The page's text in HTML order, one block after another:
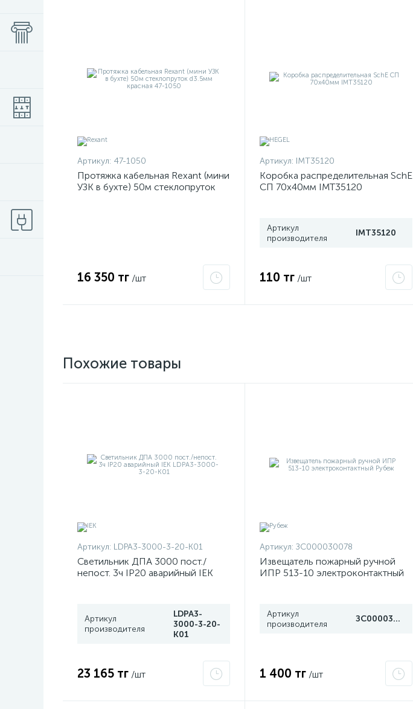
Артикул: 47-1050
Протяжка кабельная Rexant (мини
УЗК в бухте) 50м стеклопруток
16 350 тг /шт
Артикул: IMT35120
Коробка распределительная SchE
СП 70х40мм IMT35120
Артикул
производителя
IMT35120
110 тг /шт
Похожие товары
Артикул: LDPA3-3000-3-20-K01
Светильник ДПА 3000 пост./
непост. 3ч IP20 аварийный IEK
Артикул
производителя
LDPA3-
3000-3-20-
K01
23 165 тг /шт
Артикул: ЗС000030078
Извещатель пожарный ручной
ИПР 513-10 электроконтактный
Артикул
производителя
ЗС000030078
1 400 тг /шт